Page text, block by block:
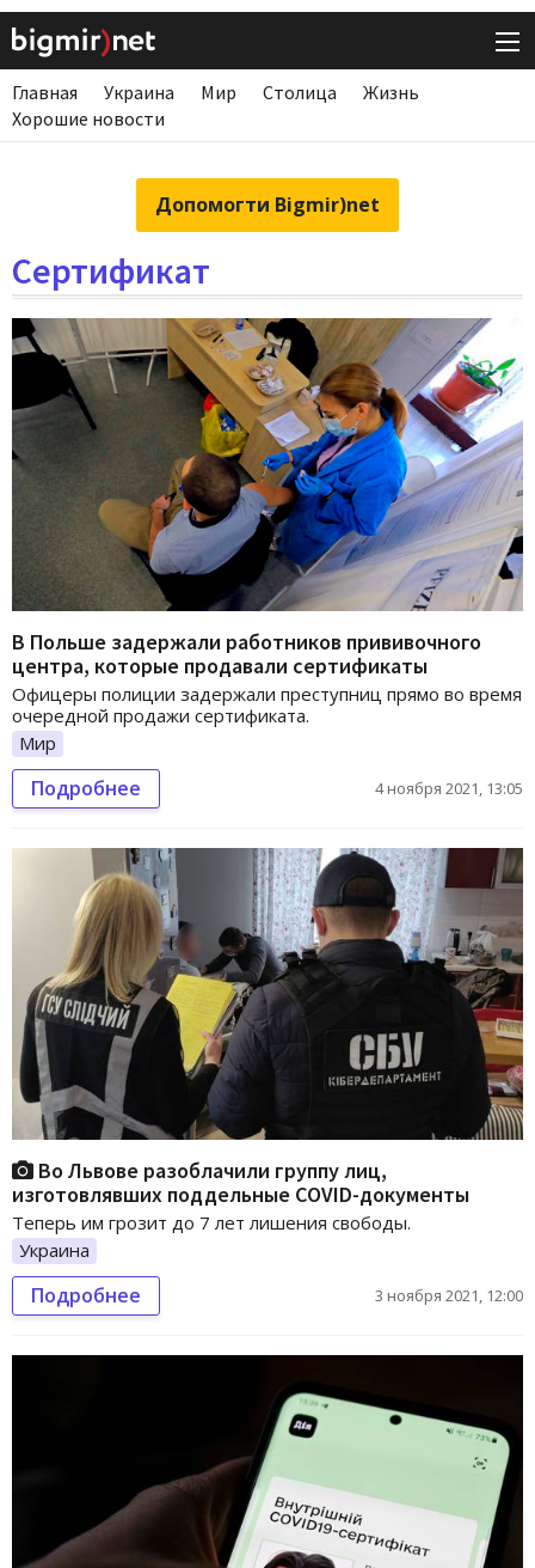
Главная Украина Мир Столица
Жизнь
Хорошие новости
Допомогти Bigmir)net
Сертификат
В Польше задержали работников прививочного
центра, которые продавали сертификаты
Офицеры полиции задержали преступниц прямо во время
очередной продажи сертификата.
Мир
Подробнее 4 ноября 2021, 13:05
Во Львове разоблачили группу лиц,
изготовлявших поддельные СOVID-документы
Теперь им грозит до 7 лет лишения свободы.
Украина
Подробнее 3 ноября 2021, 12:00